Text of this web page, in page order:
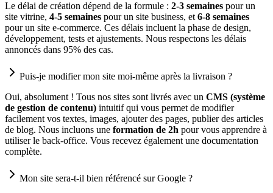
Le délai de création dépend de la formule : 2-3 semaines pour un
site vitrine, 4-5 semaines pour un site business, et 6-8 semaines
pour un site e-commerce. Ces délais incluent la phase de design,
développement, tests et ajustements. Nous respectons les délais
annoncés dans 95% des cas.
Puis-je modifier mon site moi-même après la livraison ?
Oui, absolument ! Tous nos sites sont livrés avec un CMS (système
de gestion de contenu) intuitif qui vous permet de modifier
facilement vos textes, images, ajouter des pages, publier des articles
de blog. Nous incluons une formation de 2h pour vous apprendre à
utiliser le back-office. Vous recevez également une documentation
complète.
Mon site sera-t-il bien référencé sur Google ?